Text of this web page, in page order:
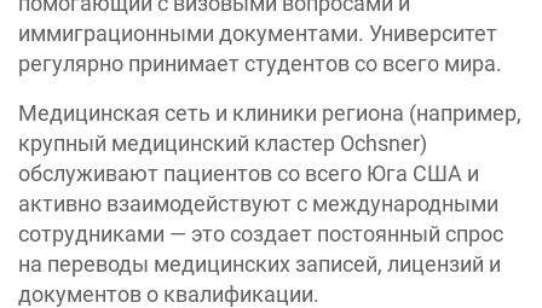
иммиграционными документами. Университет
регулярно принимает студентов со всего мира.
Медицинская сеть и клиники региона (например,
крупный медицинский кластер Ochsner)
обслуживают пациентов со всего Юга США и
активно взаимодействуют с международными
сотрудниками — это создает постоянный спрос
на переводы медицинских записей, лицензий и
документов о квалификации.